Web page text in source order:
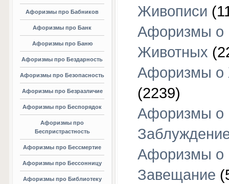
Афоризмы про Бабников
Афоризмы про Банк
Афоризмы про Баню
Афоризмы про Бездарность
Афоризмы про Безопасность
Афоризмы про Безразличие
Афоризмы про Беспорядок
Афоризмы про
Беспристрастность
Афоризмы про Бессмертие
Афоризмы про Бессонницу
Афоризмы про Библиотеку
Живописи
Афоризмы о
Животных
Афоризмы о
(2239)
Афоризмы о
Афоризмы о
Завещание